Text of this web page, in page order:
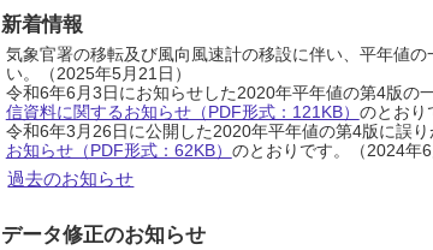
新着情報
気象官署の移転及び風向風速計の移設に伴い、平年値
い。（2025年5月21日）
令和6年6月3日にお知らせした2020年平年値の第4版の
信資料に関するお知らせ（PDF形式：121KB） のとおり
令和6年3月26日に公開した2020年平年値の第4版に誤
お知らせ（PDF形式：62KB） のとおりです。（2024年6
過去のお知らせ
データ修正のお知らせ